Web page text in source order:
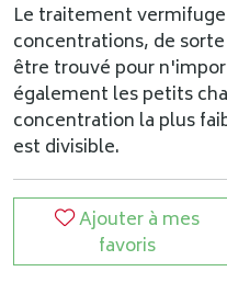
Le traitement
concentrations, de
être trouvé pour
également les petits
concentration la plus
est divisible.
Ajouter à mes
favoris